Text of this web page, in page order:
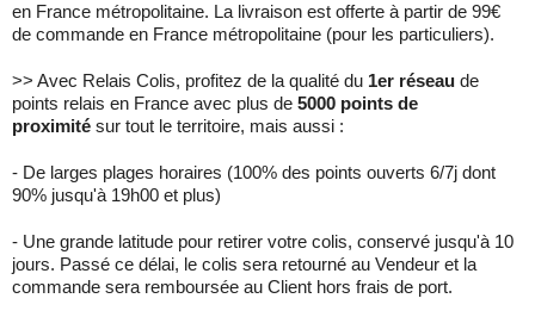
en France métropolitaine. La livraison est offerte à partir de 99€
de commande en France métropolitaine (pour les particuliers).
>> Avec Relais Colis, profitez de la qualité du 1er réseau de
points relais en France avec plus de 5000 points de
proximité sur tout le territoire, mais aussi :
- De larges plages horaires (100% des points ouverts 6/7j dont
90% jusqu'à 19h00 et plus)
- Une grande latitude pour retirer votre colis, conservé jusqu'à 10
jours. Passé ce délai, le colis sera retourné au Vendeur et la
commande sera remboursée au Client hors frais de port.